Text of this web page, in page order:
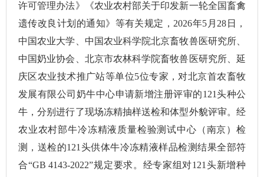
许可管理办法》《农业农村部关于印发新一轮全国畜禽
遗传改良计划的通知》等有关规定，2026年5月28日，
中国农业大学、中国农业科学院北京畜牧兽医研究所、
中国奶业协会、北京市农林科学院畜牧兽医研究所、延
庆区农业技术推广站等单位5位专家，对北京首农畜牧
发展有限公司奶牛中心申请新增注册评审的121头种公
牛，分别进行了现场冻精抽样送检和体型外貌评审。经
农业农村部牛冷冻精液质量检验测试中心（南京）检
测，送检的121头供体牛冷冻精液样品检测结果全部符
合“GB 4143-2022”规定要求。经专家组对121头新增种